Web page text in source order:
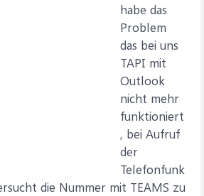
habe das
Problem
das bei uns
TAPI mit
Outlook
nicht mehr
funktioniert
, bei Aufruf
der
Telefonfunk
die Nummer mit TEAMS zu